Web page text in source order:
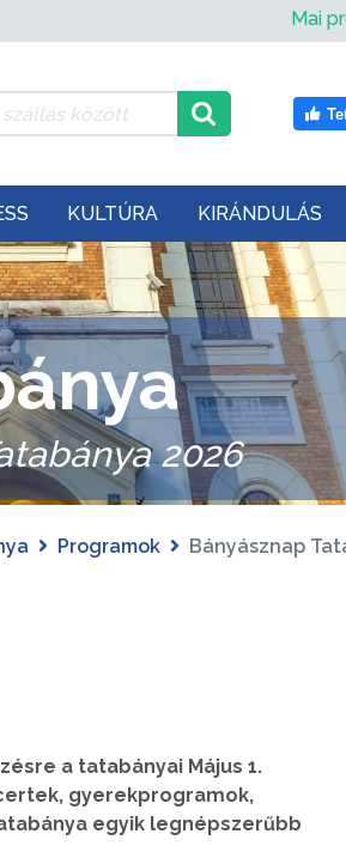
Mai
KULTÚRA KIRÁNDULÁS
2026
Programok Bányásznap
a tatabányai Május 1.
gyerekprogramok,
egyik legnépszerűbb